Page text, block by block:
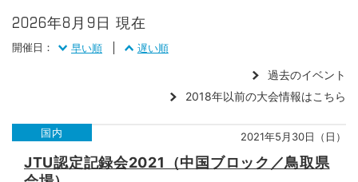
2026年8月9日 現在
開催日：
早い順 遅い順
過去のイベント
2018年以前の大会情報はこちら
国内 2021年5月30日（日）
JTU認定記録会2021（中国ブロック／鳥取県